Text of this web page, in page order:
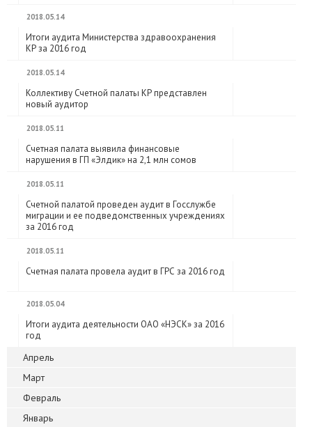
2018.05.14
Итоги аудита Министерства здравоохранения
КР за 2016 год
2018.05.14
Коллективу Счетной палаты КР представлен
новый аудитор
2018.05.11
Счетная палата выявила финансовые
нарушения в ГП «Элдик» на 2,1 млн сомов
2018.05.11
Счетной палатой проведен аудит в Госслужбе
миграции и ее подведомственных учреждениях
за 2016 год
2018.05.11
Счетная палата провела аудит в ГРС за 2016 год
2018.05.04
Итоги аудита деятельности ОАО «НЭСК» за 2016
год
Апрель
Март
Февраль
Январь